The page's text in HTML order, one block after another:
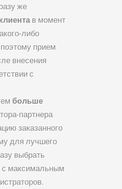
же
в момент
либо
прием
внесения
с
больше
партнера
заказанного
для лучшего
выбрать
максимальным